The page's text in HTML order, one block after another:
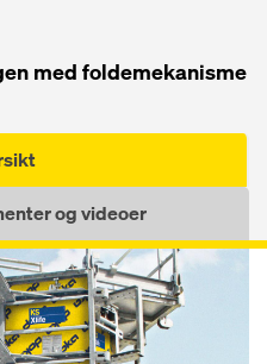
med foldemekanisme
og videoer